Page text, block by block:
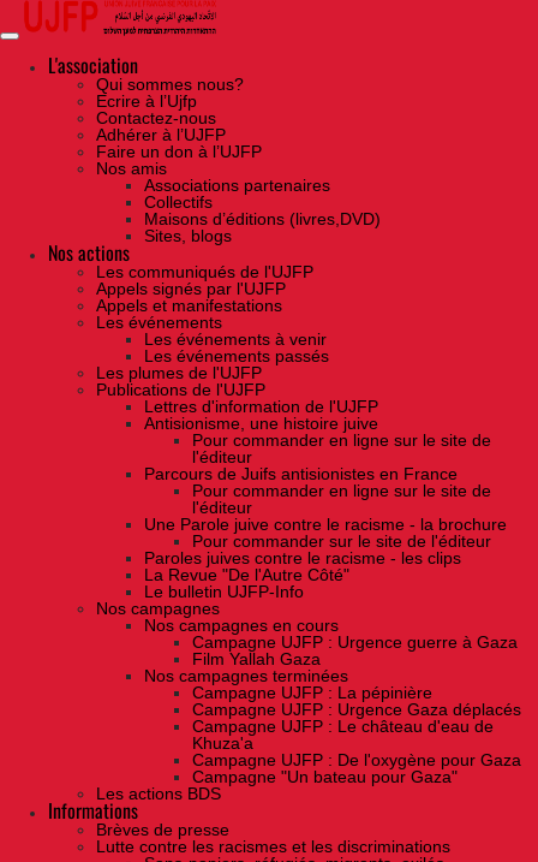
Skip
the
contentL'association
Qui sommes nous?
Ecrire à l’Ujfp
Contactez-nous
Adhérer à l’UJFP
Faire un don à l’UJFP
Nos amis
Associations partenaires
Collectifs
Maisons d’éditions (livres,DVD)
Sites, blogs
Nos actions
Les communiqués de l'UJFP
Appels signés par l'UJFP
Appels et manifestations
Les événements
Les événements à venir
Les événements passés
Les plumes de l'UJFP
Publications de l'UJFP
Lettres d'information de l'UJFP
Antisionisme, une histoire juive
Pour commander en ligne sur le site de
l'éditeur
Parcours de Juifs antisionistes en France
Pour commander en ligne sur le site de
l'éditeur
Une Parole juive contre le racisme - la brochure
Pour commander sur le site de l'éditeur
Paroles juives contre le racisme - les clips
La Revue "De l'Autre Côté"
Le bulletin UJFP-Info
Nos campagnes
Nos campagnes en cours
Campagne UJFP : Urgence guerre à Gaza
Film Yallah Gaza
Nos campagnes terminées
Campagne UJFP : La pépinière
Campagne UJFP : Urgence Gaza déplacés
Campagne UJFP : Le château d'eau de
Khuza'a
Campagne UJFP : De l'oxygène pour Gaza
Campagne "Un bateau pour Gaza"
Les actions BDS
Informations
Brèves de presse
Lutte contre les racismes et les discriminations